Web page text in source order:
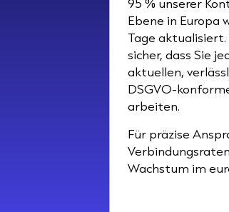
95 % unserer
Ebene in Europa
Tage
sicher, dass Sie
aktuellen,
DSGVO-
arbeiten.
Für präzise
Wachstum im